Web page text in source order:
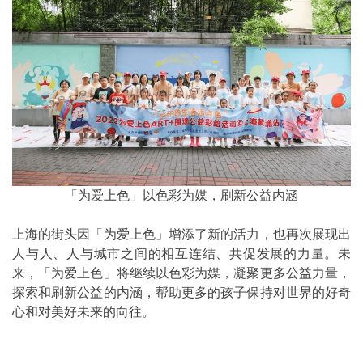
「为爱上色」以色彩为媒，刷新公益内涵
上海的街头因「为爱上色」增添了新的活力，也再次展现出
人与人、人与城市之间的相互连结、共促发展的力量。未
来，「为爱上色」将继续以色彩为媒，凝聚更多公益力量，
探索和刷新公益的内涵，帮助更多的孩子保持对世界的好奇
心和对美好未来的向往。